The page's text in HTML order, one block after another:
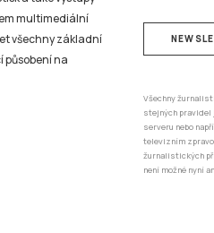
multimediální
všechny základní
působení na
Všechny
stejných pravidel
serveru nebo
televizním
žurnalistických
není možné nyní